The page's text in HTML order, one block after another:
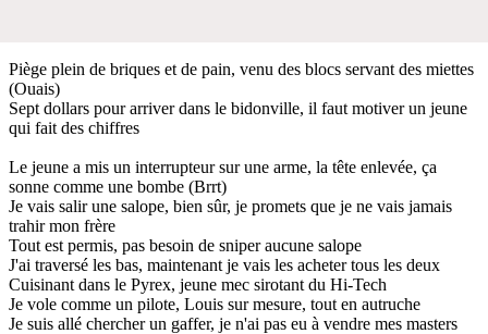
Piège plein de briques et de pain, venu des blocs servant des miettes
(Ouais)
Sept dollars pour arriver dans le bidonville, il faut motiver un jeune
qui fait des chiffres
Le jeune a mis un interrupteur sur une arme, la tête enlevée, ça
sonne comme une bombe (Brrt)
Je vais salir une salope, bien sûr, je promets que je ne vais jamais
trahir mon frère
Tout est permis, pas besoin de sniper aucune salope
J'ai traversé les bas, maintenant je vais les acheter tous les deux
Cuisinant dans le Pyrex, jeune mec sirotant du Hi-Tech
Je vole comme un pilote, Louis sur mesure, tout en autruche
Je suis allé chercher un gaffer, je n'ai pas eu à vendre mes masters